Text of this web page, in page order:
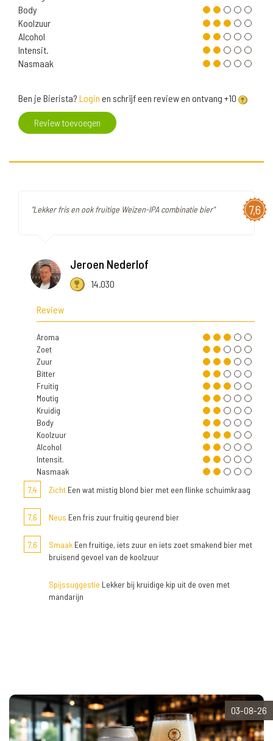
Body
Koolzuur
Alcohol
Intensit.
Nasmaak
Ben je Bierista? Login en schrijf een review en ontvang +10
Review toevoegen
7,6
"Lekker fris en ook fruitige Weizen-IPA combinatie bier"
Jeroen Nederlof
14.030
Review
Aroma
Zoet
Zuur
Bitter
Fruitig
Moutig
Kruidig
Body
Koolzuur
Alcohol
Intensit.
Nasmaak
7,4
Zicht Een wat mistig blond bier met een flinke schuimkraag
7,6 Neus Een fris zuur fruitig geurend bier
7,6 Smaak Een fruitige, iets zuur en iets zoet smakend bier met
bruisend gevoel van de koolzuur
Spijssuggestie Lekker bij kruidige kip uit de oven met
mandarijn
03-08-26